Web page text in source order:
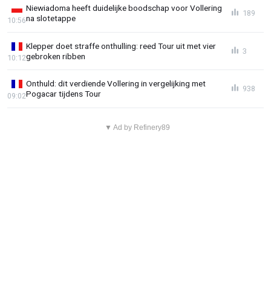
Niewiadoma heeft duidelijke boodschap voor Vollering
na slotetappe
10:56
189
Klepper doet straffe onthulling: reed Tour uit met vier
gebroken ribben
10:12
3
Onthuld: dit verdiende Vollering in vergelijking met
Pogacar tijdens Tour
09:02
938
▼ Ad by Refinery89